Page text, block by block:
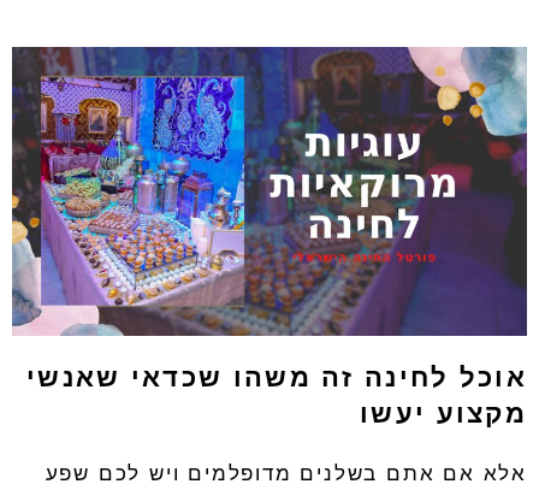
אוכל לחינה זה משהו שכדאי שאנשי
מקצוע יעשו
אלא אם אתם בשלנים מדופלמים ויש לכם שפע